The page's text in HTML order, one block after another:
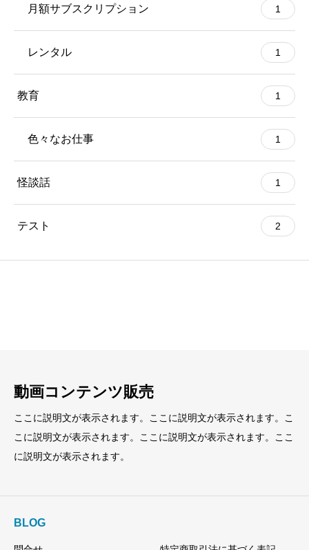
月額サブスクリプション 1
レンタル 1
教育 1
色々なお仕事 1
怪談話 1
テスト 2
動画コンテンツ販売
ここに説明文が表示されます。ここに説明文が表示されます。こ
こに説明文が表示されます。ここに説明文が表示されます。ここ
に説明文が表示されます。
BLOG